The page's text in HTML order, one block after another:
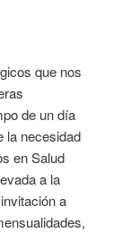
que nos
de un día
la necesidad
en Salud
a la
a